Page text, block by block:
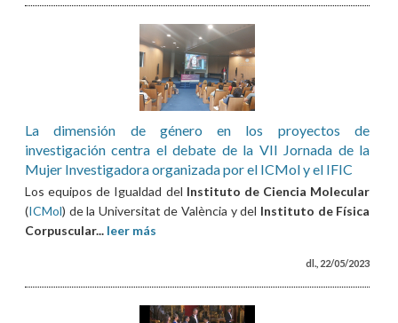
La dimensión de género en los proyectos de
investigación centra el debate de la VII Jornada de la
Mujer Investigadora organizada por el ICMol y el IFIC
Los equipos de Igualdad del Instituto de Ciencia Molecular
(ICMol) de la Universitat de València y del Instituto de Física
Corpuscular... leer más
dl., 22/05/2023